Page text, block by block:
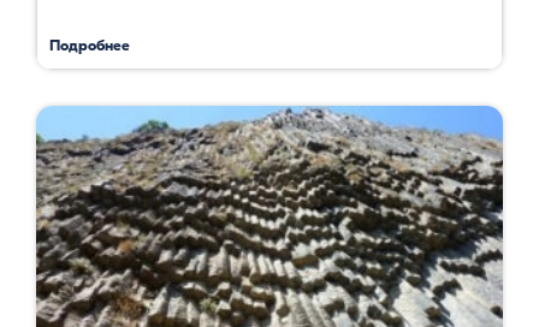
Подробнее